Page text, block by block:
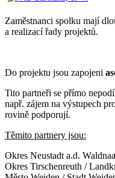
Zaměstnanci spolku mají
a realizací řady projektů.
Do projektu jsou zapojeni
Tito partneři se přímo
např. zájem na výstupech
rovině podporují.
Těmito partnery jsou:
Okres Neustadt a.d.
Okres Tirschenreuth /